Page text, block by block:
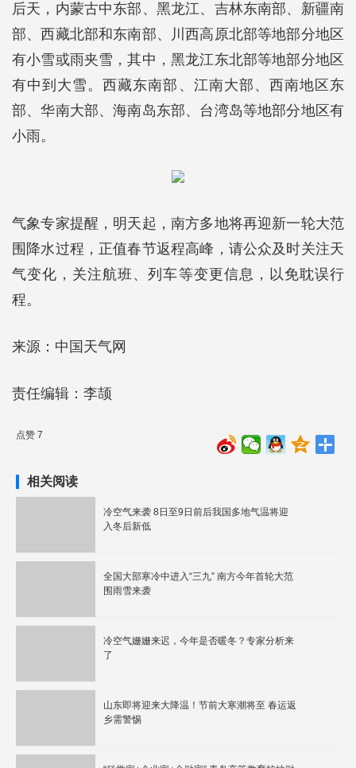
后天，内蒙古中东部、黑龙江、吉林东南部、新疆南
部、西藏北部和东南部、川西高原北部等地部分地区
有小雪或雨夹雪，其中，黑龙江东北部等地部分地区
有中到大雪。西藏东南部、江南大部、西南地区东
部、华南大部、海南岛东部、台湾岛等地部分地区有
小雨。
气象专家提醒，明天起，南方多地将再迎新一轮大范
围降水过程，正值春节返程高峰，请公众及时关注天
气变化，关注航班、列车等变更信息，以免耽误行
程。
来源：中国天气网
责任编辑：李颉
点赞 7
相关阅读
冷空气来袭 8日至9日前后我国多地气温将迎
入冬后新低
全国大部寒冷中进入“三九” 南方今年首轮大范
围雨雪来袭
冷空气姗姗来迟，今年是否暖冬？专家分析来
了
山东即将迎来大降温！节前大寒潮将至 春运返
乡需警惕